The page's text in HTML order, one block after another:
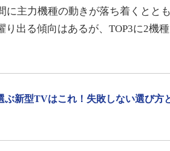
に主力機種の動きが落ち着くとと
り出る傾向はあるが、TOP3に2機
ぶ新型TVはこれ！失敗しない選び方